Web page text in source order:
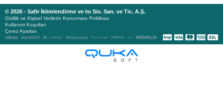
© 2026 - Safir İklimlendirme ve Isı Sis. San. ve Tic. A.Ş.
Gizlilik ve Kişisel Verilerin Korunması Politikası
Kullanım Koşulları
Çerez Ayarları